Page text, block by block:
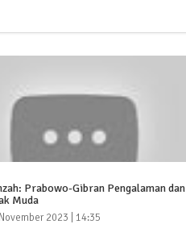
Prabowo-Gibran Pengalaman dan
Muda
2023 | 14:35